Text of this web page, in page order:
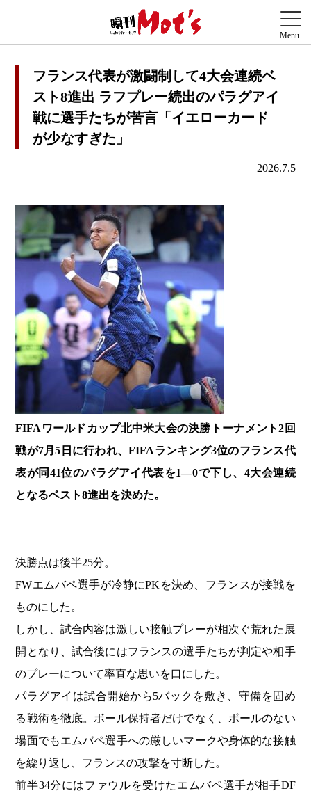
フランス代表が激闘制して4大会連続ベ
スト8進出 ラフプレー続出のパラグアイ
戦に選手たちが苦言「イエローカード
が少なすぎた」
2026.7.5
FIFAワールドカップ北中米大会の決勝トーナメント2回
戦が7月5日に行われ、FIFAランキング3位のフランス代
表が同41位のパラグアイ代表を1―0で下し、4大会連続
となるベスト8進出を決めた。
決勝点は後半25分。
FWエムバペ選手が冷静にPKを決め、フランスが接戦を
ものにした。
しかし、試合内容は激しい接触プレーが相次ぐ荒れた展
開となり、試合後にはフランスの選手たちが判定や相手
のプレーについて率直な思いを口にした。
パラグアイは試合開始から5バックを敷き、守備を固め
る戦術を徹底。ボール保持者だけでなく、ボールのない
場面でもエムバペ選手への厳しいマークや身体的な接触
を繰り返し、フランスの攻撃を寸断した。
前半34分にはファウルを受けたエムバペ選手が相手DF